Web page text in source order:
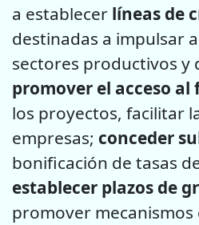
a establecer líneas de
destinadas a impulsar
sectores productivos y
promover el acceso
los proyectos, facilitar
empresas; conceder
bonificación de tasas
establecer plazos de
promover